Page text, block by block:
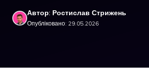
Автор: Ростислав Стрижень
Опубліковано: 29.05.2026